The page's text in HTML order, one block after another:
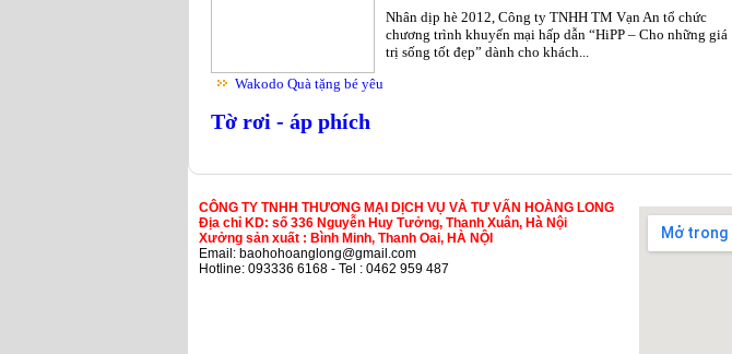
Nhân dịp hè 2012, Công ty TNHH TM Vạn An tổ chức
chương trình khuyến mại hấp dẫn “HiPP – Cho những giá
trị sống tốt đẹp” dành cho khách...
Wakodo Quà tặng bé yêu
Tờ rơi - áp phích
CÔNG TY TNHH THƯƠNG MẠI DỊCH VỤ VÀ TƯ VẤN HOÀNG LONG
Địa chỉ KD: số 336 Nguyễn Huy Tưởng, Thanh Xuân, Hà Nội
Xưởng sản xuất : Bình Minh, Thanh Oai, HÀ NỘI
Email: baohohoanglong@gmail.com
Hotline: 093336 6168 - Tel : 0462 959 487